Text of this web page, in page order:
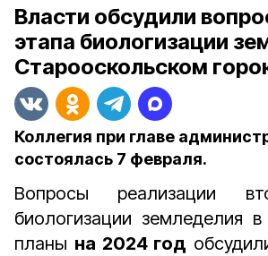
Власти обсудили
этапа биологизации
Старооскольском
Коллегия при главе
состоялась 7 февраля.
Вопросы реализации
биологизации земледелия в
планы на 2024 год